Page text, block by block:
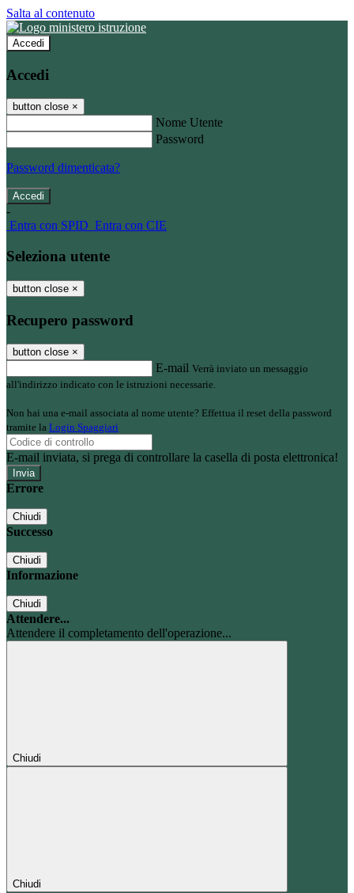
Salta al contenuto
Accedi
Accedi
button close ×
Nome Utente
Password
Password dimenticata?
-
Entra con SPID Entra con CIE
Seleziona utente
button close ×
Recupero password
button close ×
E-mail Verrà inviato un messaggio
all'indirizzo indicato con le istruzioni necessarie.
Non hai una e-mail associata al nome utente? Effettua il reset della password
tramite la Login Spaggiari
E-mail inviata, si prega di controllare la casella di posta elettronica!
Errore
Chiudi
Successo
Chiudi
Informazione
Chiudi
Attendere...
Attendere il completamento dell'operazione...
Chiudi
Chiudi